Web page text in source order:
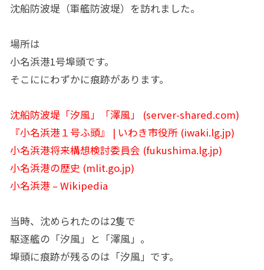
沈船防波堤（軍艦防波堤）を訪れました。
場所は
小名浜港1号埠頭です。
そこににわずかに痕跡があります。
沈船防波堤「汐風」「澤風」 (server-shared.com)
『小名浜港１号ふ頭』 | いわき市役所 (iwaki.lg.jp)
小名浜港将来構想検討委員会 (fukushima.lg.jp)
小名浜港の歴史 (mlit.go.jp)
小名浜港 – Wikipedia
当時、沈められたのは2隻で
駆逐艦の「汐風」と「澤風」。
埠頭に痕跡が残るのは「汐風」です。